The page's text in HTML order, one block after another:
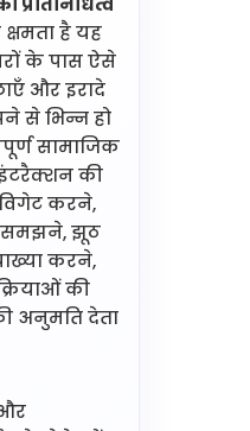
है यह
के पास ऐसे
और इरादे
से भिन्न हो
सामाजिक
की
करने,
समझने, झूठ
करने,
की
अनुमति देता